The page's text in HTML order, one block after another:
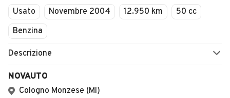
Usato Novembre 2004 12.950 km
50 cc
Benzina
Descrizione
NOVAUTO
Cologno Monzese (MI)